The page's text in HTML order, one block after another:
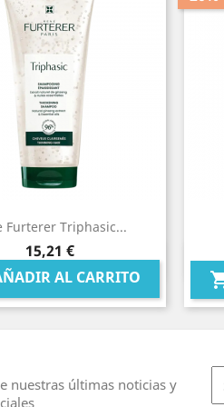
Furterer Triphasic...
Precio
15,21 €
AL CARRITO
Vista rápida
nuestras últimas noticias y